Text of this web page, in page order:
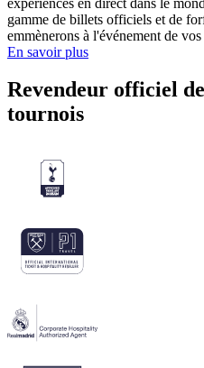
gamme de billets officiels et de
emmènerons à l'événement de
En savoir plus
Revendeur officiel
tournois